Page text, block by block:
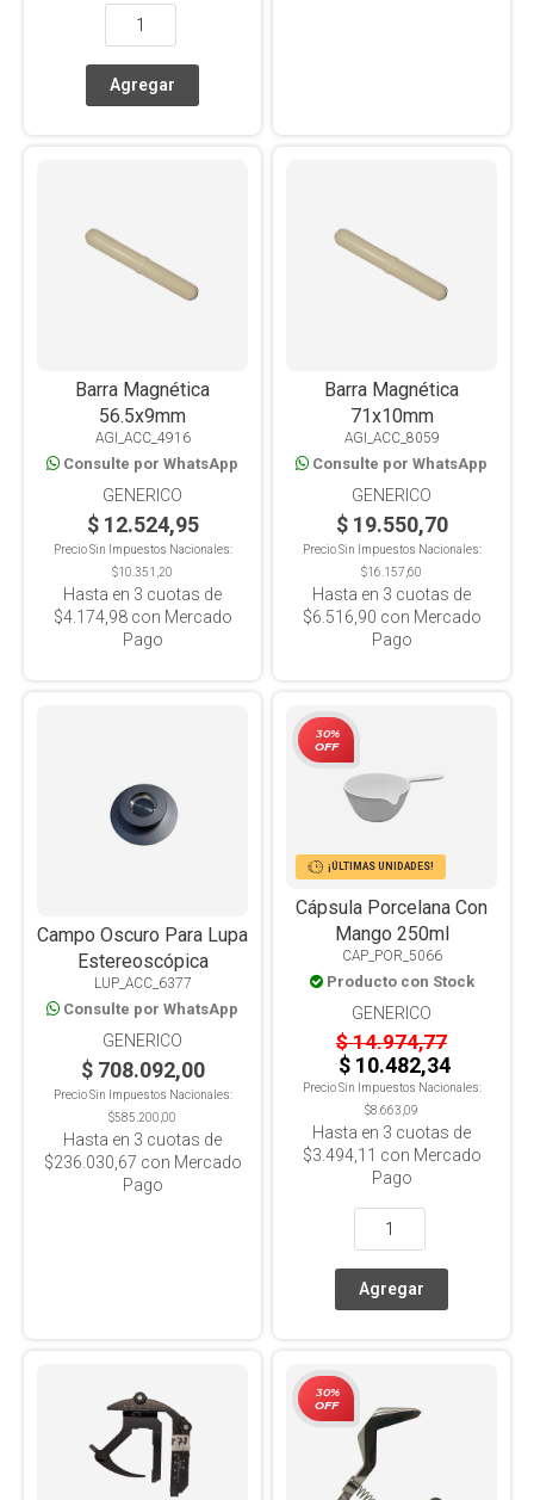
Barra Magnética
56.5x9mm
AGI_ACC_4916
Consulte por WhatsApp
GENERICO
$ 12.524,95
Precio Sin Impuestos Nacionales:
$10.351,20
Hasta en 3 cuotas de
$4.174,98con Mercado
Pago
Barra Magnética
71x10mm
AGI_ACC_8059
Consulte por WhatsApp
GENERICO
$ 19.550,70
Precio Sin Impuestos Nacionales:
$16.157,60
Hasta en 3 cuotas de
$6.516,90 con Mercado
Pago
Campo Oscuro Para Lupa
Estereoscópica
LUP_ACC_6377
Consulte por WhatsApp
GENERICO
$ 708.092,00
Precio Sin Impuestos Nacionales:
$585.200,00
Hasta en 3 cuotas de
$236.030,67 con Mercado
Pago
¡ÚLTIMAS UNIDADES!
30%
OFF
Cápsula Porcelana Con
Mango 250ml
CAP_POR_5066
Producto con Stock
GENERICO
$ 14.974,77
$ 10.482,34
Precio Sin Impuestos Nacionales:
$8.663,09
Hasta en 3 cuotas de
$3.494,11 con Mercado
Pago
30%
OFF